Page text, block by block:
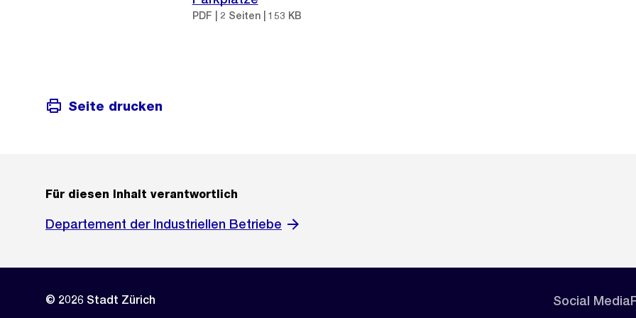
PDF | 2 Seiten | 153 KB
Seite drucken
Für diesen Inhalt verantwortlich
Departement der Industriellen Betriebe
© 2026 Stadt Zürich Social Media